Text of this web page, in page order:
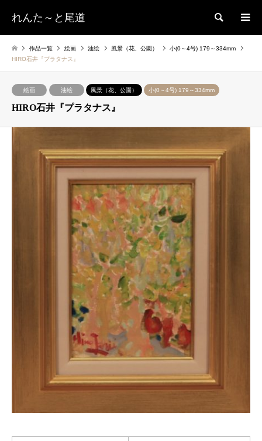
れんた～と尾道 検索
作品一覧 絵画 油絵 風景（花、公園）
小(0～4号) 179～334mm
HIRO石井『プラタナス』
絵画 油絵 風景（花、公園） 小(0～4号) 179～334mm
HIRO石井『プラタナス』